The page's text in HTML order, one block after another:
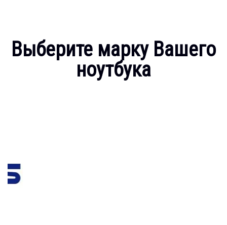
Выберите марку Вашего
ноутбука